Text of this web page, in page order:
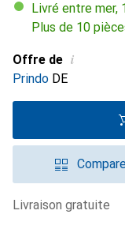
Livré entre
Plus de 10
Offre de i
Prindo DE
livraison gratuite